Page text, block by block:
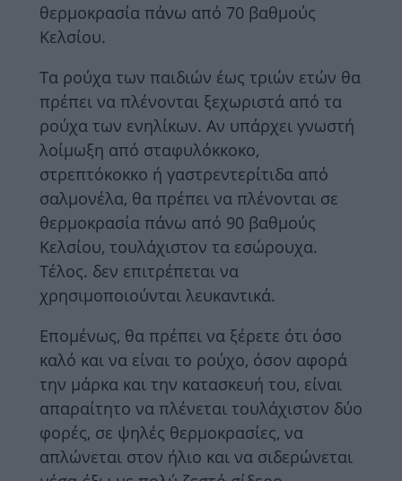
θερμοκρασία πάνω από 70 βαθμούς
Κελσίου.
Τα ρούχα των παιδιών έως τριών ετών θα
πρέπει να πλένονται ξεχωριστά από τα
ρούχα των ενηλίκων. Αν υπάρχει γνωστή
λοίμωξη από σταφυλόκκοκο,
στρεπτόκοκκο ή γαστρεντερίτιδα από
σαλμονέλα, θα πρέπει να πλένονται σε
θερμοκρασία πάνω από 90 βαθμούς
Κελσίου, τουλάχιστον τα εσώρουχα.
Τέλος. δεν επιτρέπεται να
χρησιμοποιούνται λευκαντικά.
Επομένως, θα πρέπει να ξέρετε ότι όσο
καλό και να είναι το ρούχο, όσον αφορά
την μάρκα και την κατασκευή του, είναι
απαραίτητο να πλένεται τουλάχιστον δύο
φορές, σε ψηλές θερμοκρασίες, να
απλώνεται στον ήλιο και να σιδερώνεται